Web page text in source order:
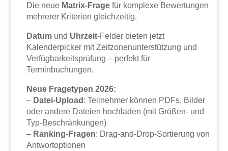
Die neue Matrix-Frage für komplexe Bewertungen
mehrerer Kriterien gleichzeitig.
Datum und Uhrzeit-Felder bieten jetzt
Kalenderpicker mit Zeitzonenunterstützung und
Verfügbarkeitsprüfung – perfekt für
Terminbuchungen.
Neue Fragetypen 2026:
– Datei-Upload : Teilnehmer können PDFs, Bilder
oder andere Dateien hochladen (mit Größen- und
Typ-Beschränkungen)
– Ranking-Fragen: Drag-and-Drop-Sortierung von
Antwortoptionen